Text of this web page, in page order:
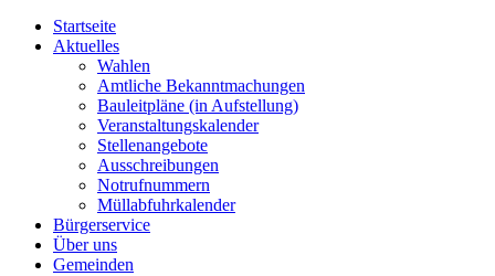
Startseite
Aktuelles
Wahlen
Amtliche Bekanntmachungen
Bauleitpläne (in Aufstellung)
Veranstaltungskalender
Stellenangebote
Ausschreibungen
Notrufnummern
Müllabfuhrkalender
Bürgerservice
Über uns
Gemeinden